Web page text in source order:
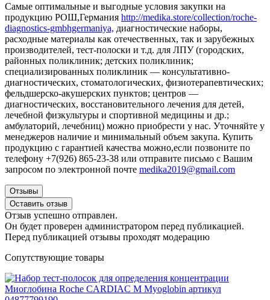
Самые оптимальные и выгодные условия закупки на
продукцию РОШ,Германия http://medika.store/collection/roche-
diagnostics-gmbhgermaniya, диагностические наборы,
расходные материалы как отечественных, так и зарубежных
производителей, тест-полоски и т.д. для ЛПУ (городских,
районных поликлиник; детских поликлиник;
специализированных поликлиник — консультативно-
диагностических, стоматологических, физиотерапевтических;
фельдшерско-акушерских пунктов; центров —
диагностических, восстановительного лечения для детей,
лечебной физкультуры и спортивной медицины и др.;
амбулаторий, лечебниц) можно приобрести у нас. Уточняйте у
менеджеров наличие и минимальный объем закупа. Купить
продукцию с гарантией качества можно,если позвоните по
телефону +7(926) 865-23-38 или отправите письмо с Вашим
запросом по электронной почте medika2019@gmail.com
Отзывы
Оставить отзыв
Отзыв успешно отправлен.
Он будет проверен администратором перед публикацией.
Перед публикацией отзывы проходят модерацию
Сопутствующие товары